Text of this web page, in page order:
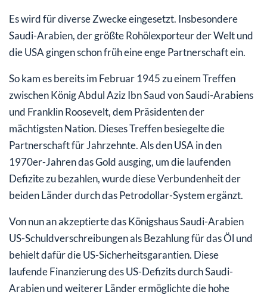
Es wird für diverse Zwecke eingesetzt. Insbesondere
Saudi-Arabien, der größte Rohölexporteur der Welt und
die USA gingen schon früh eine enge Partnerschaft ein.
So kam es bereits im Februar 1945 zu einem Treffen
zwischen König Abdul Aziz Ibn Saud von Saudi-Arabiens
und Franklin Roosevelt, dem Präsidenten der
mächtigsten Nation. Dieses Treffen besiegelte die
Partnerschaft für Jahrzehnte. Als den USA in den
1970er-Jahren das Gold ausging, um die laufenden
Defizite zu bezahlen, wurde diese Verbundenheit der
beiden Länder durch das Petrodollar-System ergänzt.
Von nun an akzeptierte das Königshaus Saudi-Arabien
US-Schuldverschreibungen als Bezahlung für das Öl und
behielt dafür die US-Sicherheitsgarantien. Diese
laufende Finanzierung des US-Defizits durch Saudi-
Arabien und weiterer Länder ermöglichte die hohe